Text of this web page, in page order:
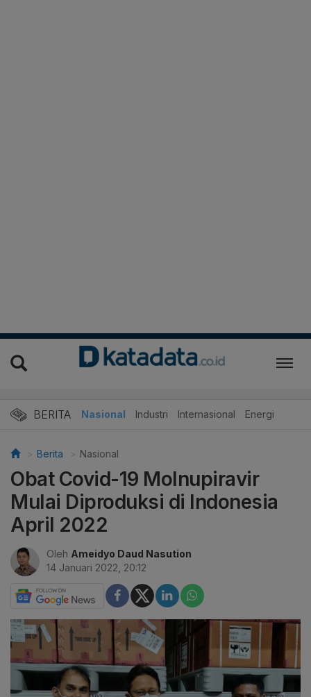
BERITA Nasional Industri Internasional Energi
Berita Nasional
Obat Covid-19 Molnupiravir
Mulai Diproduksi di Indonesia
April 2022
Oleh Ameidyo Daud Nasution
14 Januari 2022, 20:12